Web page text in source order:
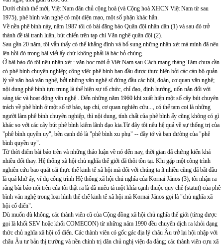
Dưới chính thể mới, Việt Nam dân chủ cộng hoà (và Cộng hoà XHCN Việt Nam từ sau
1975), phê bình văn nghệ có một diện mạo, một số phận khác hẳn.
Về nền phê bình này, năm 1987 tôi có bài đăng báo Quân đội nhân dân (1) và sau đó trở
thành đề tài tranh luận, bút chiến trên tạp chí Văn nghệ quân đội (2).
Sau gần 20 năm, tôi vẫn thấy có thể khẳng định và bổ sung những nhận xét mà mình đã nêu
lên hồi đó trong bài viết ấy chứ không phải là bác bỏ chúng.
Ở bài báo đó tôi nêu nhận xét : văn học mới ở Việt Nam sau Cách mạng tháng Tám chưa cần
có phê bình chuyên nghiệp; công việc phê bình ban đầu được thực hiện bởi các cán bộ quản
lý về văn hoá văn nghệ, bởi những văn nghệ sĩ đứng đầu các hội, đoàn, cơ quan văn nghệ;
nội dung phê bình tựu trung là thể hiện sự tổ chức, chỉ đạo, định hướng, uốn nắn đối với
sáng tác và hoạt động văn nghệ . Đến những năm 1960 khi xuất hiện một số cây bút chuyên
trách về phê bình ở một số tờ báo, tạp chí, cơ quan nghiên cứu..., có thể tạm coi là những
người làm phê bình chuyên nghiệp, thì nội dung, tính chất của phê bình ấy cũng không có gì
khác so với các cây bút phê bình kiêm lãnh đạo kia.Từ đây tôi nêu hệ quả về sự thống trị của
"phê bình quyền uy", bên cạnh đó là "phê bình xu phụ" -- đầy tớ và bạn đường của "phê
bình quyền uy".
Từ thời điểm bài báo trên và những thảo luận về nó đến nay, thời gian đã chứng kiến khá
nhiều đổi thay. Hệ thống xã hội chủ nghĩa thế giới đã thôi tồn tại. Khi gặp một công trình
nghiên cứu bao quát cái thực thể kinh tế xã hội mà đối với chúng ta ít nhiều cũng đã bắt đầu
là quá khứ ấy, ví dụ công trình Hệ thống xã hội chủ nghĩa của Kornai János (3), tôi nhận ra
rằng bài báo nói trên của tôi thật ra là đã miêu tả một khía cạnh thuộc quy chế (statut) của phê
bình văn nghệ trong loại hình thể chế kinh tế xã hội mà Kornai János gọi là "chủ nghĩa xã
hội cổ điển".
Dù muốn dù không, các thành viên cũ của Cộng đồng xã hội chủ nghĩa thế giới (từng được
gọi là khối SEV hoặc khối COMECON) từ những năm 1990 đều chuyển dịch ra khỏi dạng
thức chủ nghĩa xã hội cổ điển. Các thành viên có gốc gác địa lý châu Âu trở lại hội nhập với
châu Âu tư bản thị trường và nền chính trị dân chủ nghị viện đa đảng; các thành viên cựu xã